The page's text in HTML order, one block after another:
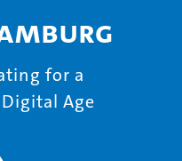
for a
Age